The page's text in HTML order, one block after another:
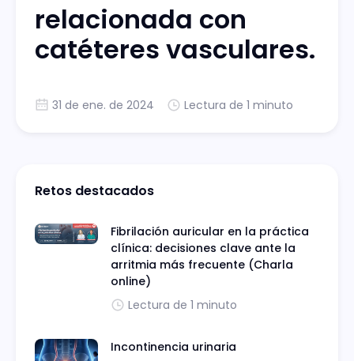
relacionada con
catéteres vasculares.
31 de ene. de 2024 Lectura de 1 minuto
Retos destacados
Fibrilación auricular en la práctica
clínica: decisiones clave ante la
arritmia más frecuente (Charla
online)
Lectura de 1 minuto
Incontinencia urinaria